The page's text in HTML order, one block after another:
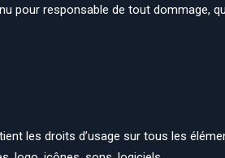
pour responsable de tout dommage,
les droits d’usage sur tous les